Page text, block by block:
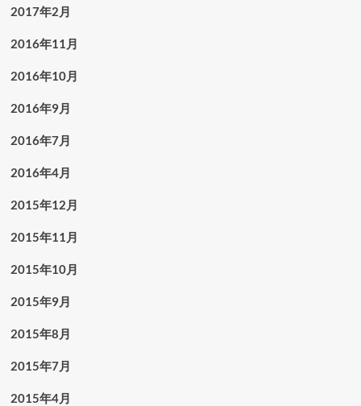
2017年2月
2016年11月
2016年10月
2016年9月
2016年7月
2016年4月
2015年12月
2015年11月
2015年10月
2015年9月
2015年8月
2015年7月
2015年4月